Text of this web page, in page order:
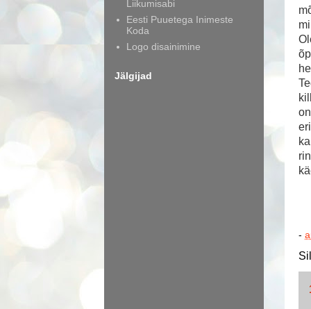
-
Liikumisabi
Eesti Puuetega Inimeste
Koda
Logo disainimine
Jälgijad